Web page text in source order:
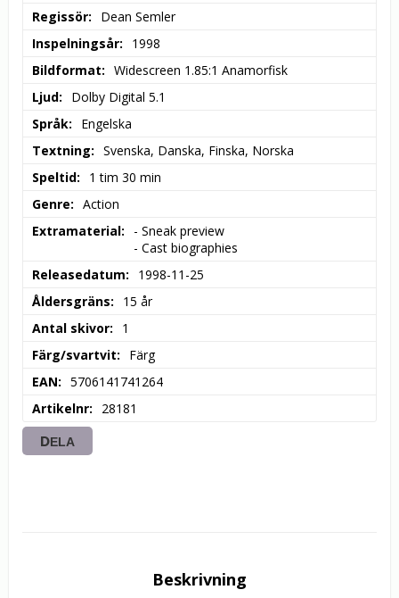
Regissör
Dean Semler
Inspelningsår
1998
Bildformat
Widescreen 1.85:1 Anamorfisk
Ljud
Dolby Digital 5.1
Språk
Engelska
Textning
Svenska, Danska, Finska, Norska
Speltid
1 tim 30 min
Genre
Action
Extramaterial
- Sneak preview
- Cast biographies
Releasedatum
1998-11-25
Åldersgräns
15 år
Antal skivor
1
Färg/svartvit
Färg
EAN
5706141741264
Artikelnr
28181
DELA
Beskrivning